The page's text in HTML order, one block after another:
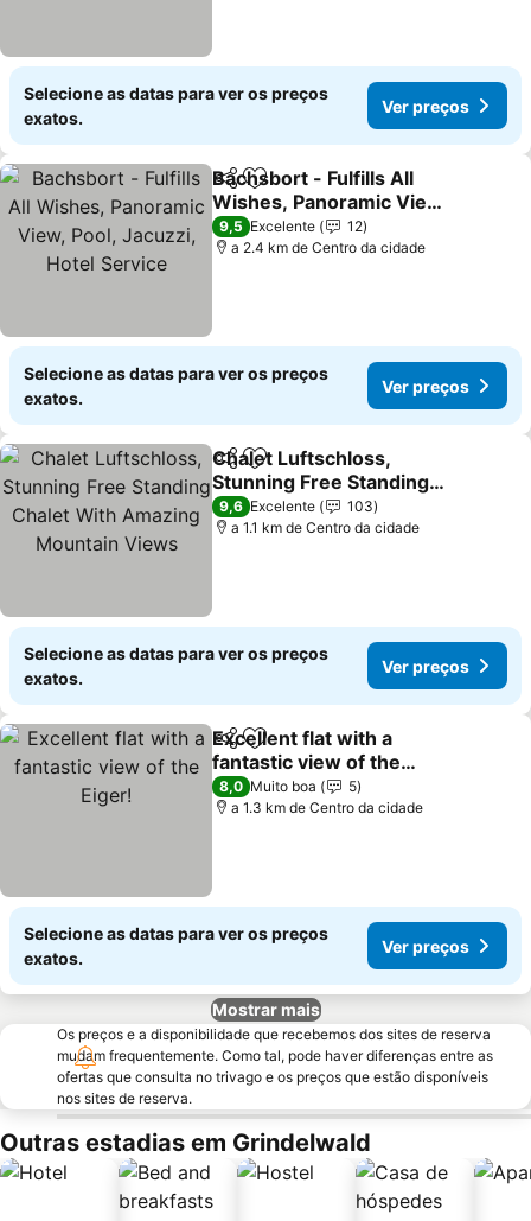
Selecione as datas para ver os preços
exatos.
Ver preços
PartilharAdicionar aos favoritos
Bachsbort - Fulfills All
Wishes, Panoramic View,
Pool, Jacuzzi, Hotel
Service
9,5 Excelente
12
a 2.4 km de Centro da cidade
Selecione as datas para ver os preços
exatos.
Ver preços
PartilharAdicionar aos favoritos
Chalet Luftschloss,
Stunning Free Standing
Chalet With Amazing
Mountain Views
9,6 Excelente
103
a 1.1 km de Centro da cidade
Selecione as datas para ver os preços
exatos.
Ver preços
PartilharAdicionar aos favoritos
Excellent flat with a
fantastic view of the
Eiger!
8,0 Muito boa
5
a 1.3 km de Centro da cidade
Selecione as datas para ver os preços
exatos.
Ver preços
Mostrar mais
Os preços e a disponibilidade que recebemos dos sites de reserva
mudam frequentemente. Como tal, pode haver diferenças entre as
ofertas que consulta no trivago e os preços que estão disponíveis
nos sites de reserva.
Outras estadias em Grindelwald